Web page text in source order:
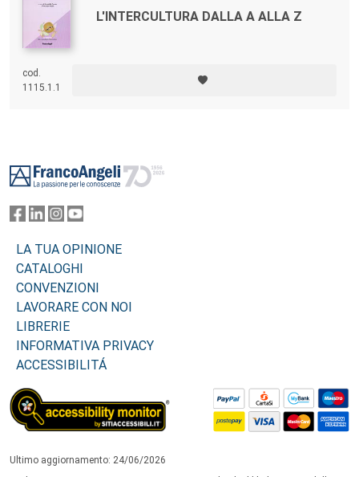
L'INTERCULTURA DALLA A ALLA Z
cod.
1115.1.1
LA TUA OPINIONE
CATALOGHI
CONVENZIONI
LAVORARE CON NOI
LIBRERIE
INFORMATIVA PRIVACY
ACCESSIBILITÁ
Ultimo aggiornamento: 24/06/2026